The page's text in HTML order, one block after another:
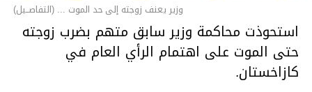
وزير يعنف زوجته إلى حد الموت ... (التفاصــيل)
استحوذت محاكمة وزير سابق متهم بضرب زوجته
حتى الموت على اهتمام الرأي العام في
كازاخستان.